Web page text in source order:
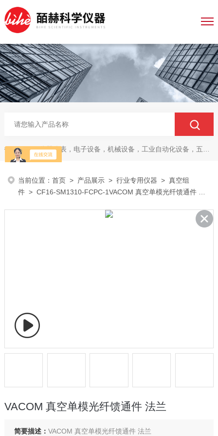
热门关键词：仪器仪表，电子设备，机械设备，工业自动化设备，五金产品，电线电缆，金属材料，电子
当前位置：首页 > 产品展示 >行业专用仪器 >真空组
件 > CF16-SM1310-FCPC-1VACOM 真空单模光纤馈通件 法
VACOM 真空单模光纤馈通件 法兰
简要描述： VACOM 真空单模光纤馈通件 法兰